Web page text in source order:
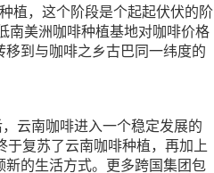
植，这个阶段是个起起伏伏的阶
南美洲咖啡种植基地对咖啡价格
到与咖啡之乡古巴同一纬度的
云南咖啡进入一个稳定发展的
复苏了云南咖啡种植，再加上
的生活方式。更多跨国集团包